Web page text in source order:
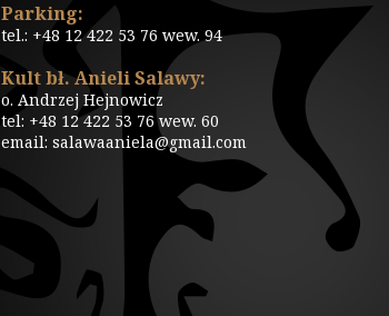
Parking:
tel.: +48 12 422 53 76 wew. 94
Kult bł. Anieli Salawy:
o. Andrzej Hejnowicz
tel: +48 12 422 53 76 wew. 60
email: salawaaniela@gmail.com